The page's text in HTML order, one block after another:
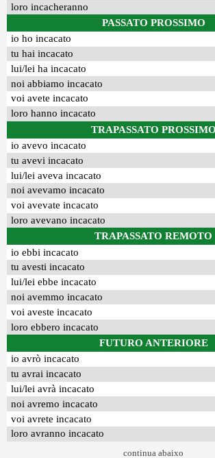
loro incacheranno
PASSATO PROSSIMO
io ho incacato
tu hai incacato
lui/lei ha incacato
noi abbiamo incacato
voi avete incacato
loro hanno incacato
TRAPASSATO PROSSIMO
io avevo incacato
tu avevi incacato
lui/lei aveva incacato
noi avevamo incacato
voi avevate incacato
loro avevano incacato
TRAPASSATO REMOTO
io ebbi incacato
tu avesti incacato
lui/lei ebbe incacato
noi avemmo incacato
voi aveste incacato
loro ebbero incacato
FUTURO ANTERIORE
io avrò incacato
tu avrai incacato
lui/lei avrà incacato
noi avremo incacato
voi avrete incacato
loro avranno incacato
continua abaixo